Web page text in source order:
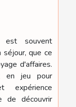
est souvent
séjour, que ce
d'affaires.
en jeu pour
expérience
de découvrir